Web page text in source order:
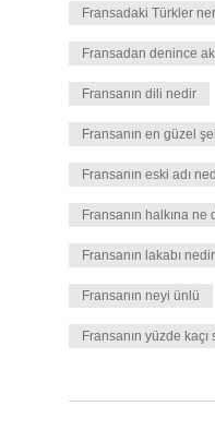
Fransadaki Türkler
Fransadan denince
Fransanın dili nedir
Fransanın en güzel
Fransanın eski adı
Fransanın halkına ne
Fransanın lakabı nedir
Fransanın neyi ünlü
Fransanın yüzde kaçı